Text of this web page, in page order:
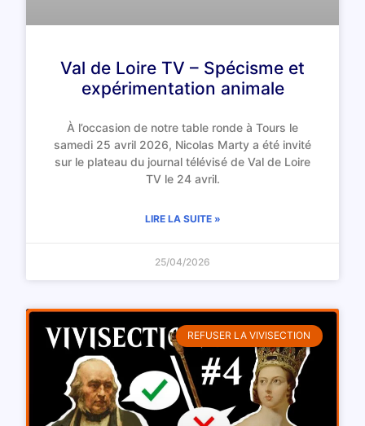
Val de Loire TV – Spécisme et
expérimentation animale
À l’occasion de notre table ronde à Tours le
samedi 25 avril 2026, Nicolas Marty a été invité
sur le plateau du journal télévisé de Val de Loire
TV le 24 avril.
LIRE LA SUITE »
25/04/2026
REFUSER LA VIVISECTION